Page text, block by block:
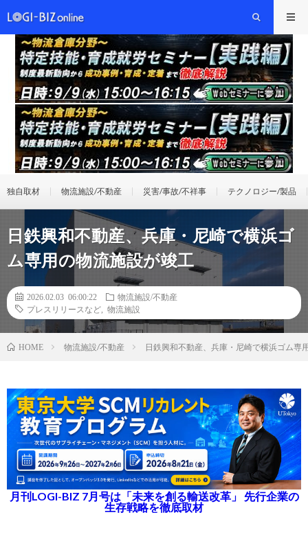
独自取材 物流施設/不動産 災害/事故/不祥事 テクノロジー/製品
日鉄興和不動産、兵庫・尼崎で横浜ゴ
ム専用の物流施設が竣工
2026.02.03 06:00:22
物流施設/不動産
プレスリリースなど
物流施設
HOME 物流施設/不動産 日鉄興和不動産、兵庫・尼崎で横浜ゴム専
月刊LOGI-BIZ 7月号は「未来を創る輸送改革」 先行企業の
生存戦略を徹底取材